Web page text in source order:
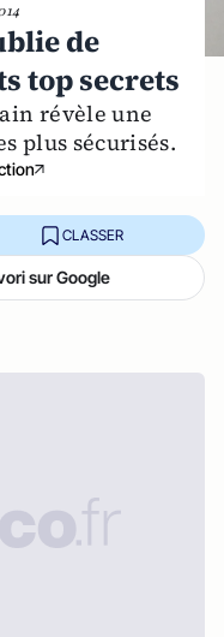
de
top secrets
révèle une
plus sécurisés.
CLASSER
sur Google